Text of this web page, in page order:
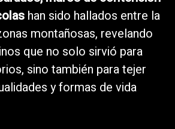
han sido hallados entre la
montañosas, revelando
que no solo sirvió para
sino también para tejer
y formas de vida